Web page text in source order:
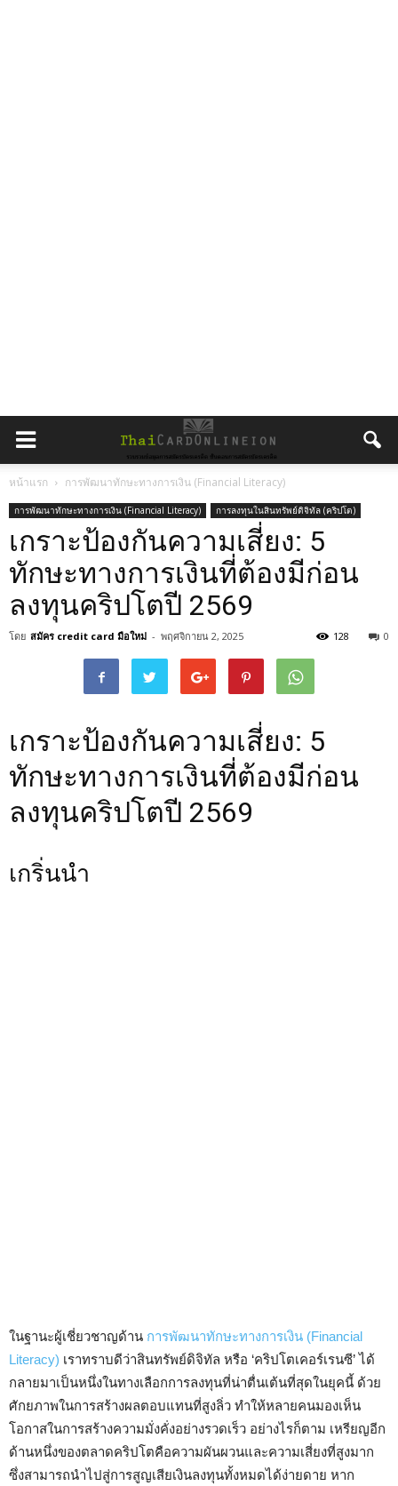
หน้าแรก การพัฒนาทักษะทางการเงิน (Financial Literacy)
การพัฒนาทักษะทางการเงิน (Financial Literacy) การลงทุนในสินทรัพย์ดิจิทัล (คริปโต)
เกราะป้องกันความเสี่ยง: 5
ทักษะทางการเงินที่ต้องมีก่อน
ลงทุนคริปโตปี 2569
โดย สมัคร credit card มือใหม่ - พฤศจิกายน 2, 2025 0
128
เกราะป้องกันความเสี่ยง: 5
ทักษะทางการเงินที่ต้องมีก่อน
ลงทุนคริปโตปี 2569
เกริ่นนำ
ในฐานะผู้เชี่ยวชาญด้าน การพัฒนาทักษะทางการเงิน (Financial
Literacy) เราทราบดีว่าสินทรัพย์ดิจิทัล หรือ ‘คริปโตเคอร์เรนซี’ ได้
กลายมาเป็นหนึ่งในทางเลือกการลงทุนที่น่าตื่นเต้นที่สุดในยุคนี้ ด้วย
ศักยภาพในการสร้างผลตอบแทนที่สูงลิ่ว ทำให้หลายคนมองเห็น
โอกาสในการสร้างความมั่งคั่งอย่างรวดเร็ว อย่างไรก็ตาม เหรียญอีก
ด้านหนึ่งของตลาดคริปโตคือความผันผวนและความเสี่ยงที่สูงมาก
ซึ่งสามารถนำไปสู่การสูญเสียเงินลงทุนทั้งหมดได้ง่ายดาย หาก